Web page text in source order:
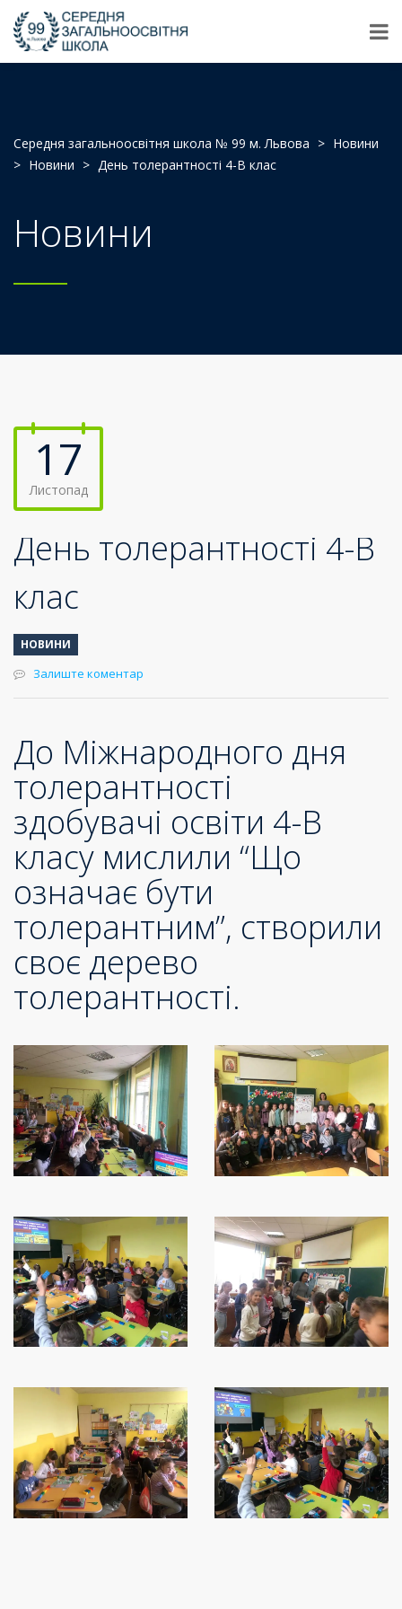
Середня загальноосвітня школа № 99 м. Львова > Новини
> Новини > День толерантності 4-В клас
Новини
17
Листопад
День толерантності 4-В
клас
НОВИНИ
Залиште коментар
До Міжнародного дня
толерантності
здобувачі освіти 4-В
класу мислили “Що
означає бути
толерантним”, створили
своє дерево
толерантності.